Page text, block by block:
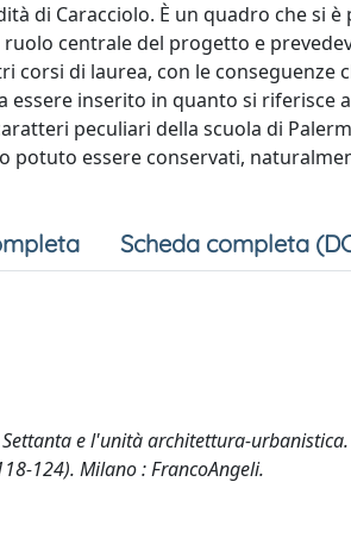
di Caracciolo. È un quadro che si
ruolo centrale del progetto e
corsi di laurea, con le
essere inserito in quanto si
peculiari della scuola di
potuto essere conservati,
Scheda completa
e l'unità architettura-
124). Milano : FrancoAngeli.